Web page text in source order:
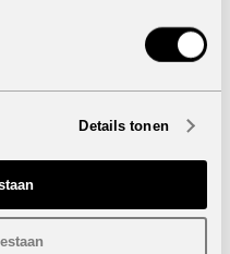
Details tonen
4 m of 8 x 4 m
douchscherm in de